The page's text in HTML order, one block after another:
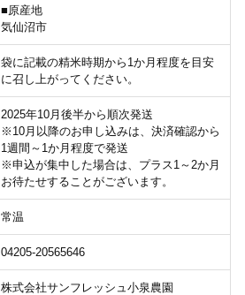
■原産地
気仙沼市
袋に記載の精米時期から1か月程度を目安
に召し上がってください。
2025年10月後半から順次発送
※10月以降のお申し込みは、決済確認から
1週間～1か月程度で発送
※申込が集中した場合は、プラス1～2か月
お待たせすることがございます。
常温
04205-20565646
株式会社サンフレッシュ小泉農園